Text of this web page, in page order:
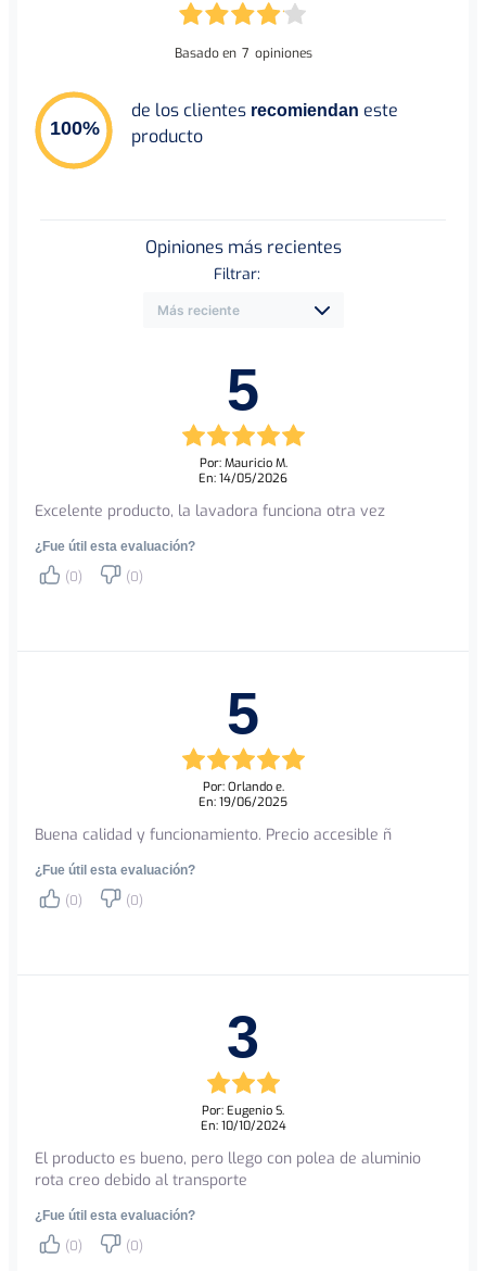
Basado en 7 opiniones
100%
de los clientes recomiendan este
producto
Opiniones más recientes
Filtrar:
5
Por: Mauricio M.
En: 14/05/2026
Excelente producto, la lavadora funciona otra vez
¿Fue útil esta evaluación?
(0) (0)
5
Por: Orlando e.
En: 19/06/2025
Buena calidad y funcionamiento. Precio accesible ñ
¿Fue útil esta evaluación?
(0) (0)
3
Por: Eugenio S.
En: 10/10/2024
El producto es bueno, pero llego con polea de aluminio
rota creo debido al transporte
¿Fue útil esta evaluación?
(0) (0)